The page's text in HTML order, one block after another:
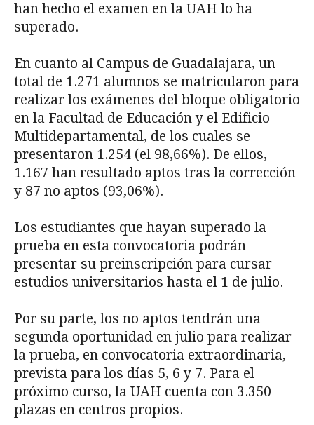
han hecho el examen en la UAH lo ha
superado.
En cuanto al Campus de Guadalajara, un
total de 1.271 alumnos se matricularon para
realizar los exámenes del bloque obligatorio
en la Facultad de Educación y el Edificio
Multidepartamental, de los cuales se
presentaron 1.254 (el 98,66%). De ellos,
1.167 han resultado aptos tras la corrección
y 87 no aptos (93,06%).
Los estudiantes que hayan superado la
prueba en esta convocatoria podrán
presentar su preinscripción para cursar
estudios universitarios hasta el 1 de julio.
Por su parte, los no aptos tendrán una
segunda oportunidad en julio para realizar
la prueba, en convocatoria extraordinaria,
prevista para los días 5, 6 y 7. Para el
próximo curso, la UAH cuenta con 3.350
plazas en centros propios.